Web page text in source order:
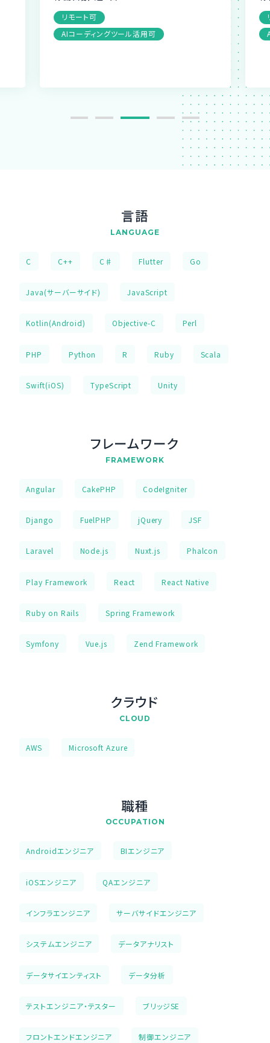
リモート可
AIコーディングツール活用可
言語
LANGUAGE
C C++ C♯ Flutter Go
Java(サーバーサイド) JavaScript
Kotlin(Android) Objective-C Perl
PHP Python R Ruby Scala
Swift(iOS) TypeScript Unity
フレームワーク
FRAMEWORK
Angular CakePHP CodeIgniter
Django FuelPHP jQuery JSF
Laravel Node.js Nuxt.js Phalcon
Play Framework React React Native
Ruby on Rails Spring Framework
Symfony Vue.js Zend Framework
クラウド
CLOUD
AWS Microsoft Azure
職種
OCCUPATION
Androidエンジニア BIエンジニア
iOSエンジニア QAエンジニア
インフラエンジニア サーバサイドエンジニア
システムエンジニア データアナリスト
データサイエンティスト データ分析
テストエンジニア・テスター ブリッジSE
フロントエンドエンジニア 制御エンジニア